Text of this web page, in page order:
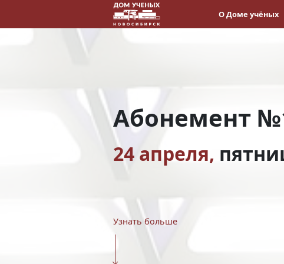
О Доме учёных
Абонемент
24 апреля,
Узнать больше